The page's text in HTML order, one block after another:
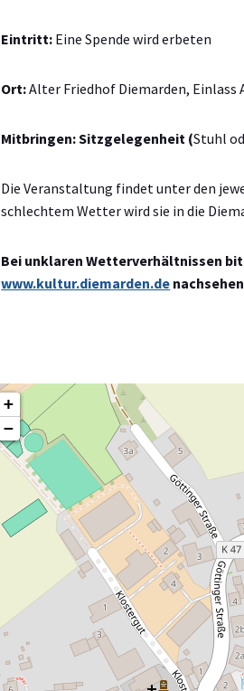
Eintritt: Eine Spende wird erbeten
Ort:Alter Friedhof Diemarden, Einlass
Mitbringen: Sitzgelegenheit (Stuhl
Die Veranstaltung findet unter den
schlechtem Wetter wird sie in die
Bei unklaren Wetterverhältnissen
www.kultur.diemarden.de
+
−